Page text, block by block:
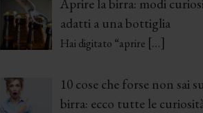
Aprire la birra: modi
adatti a una bottiglia
Hai digitato “aprire […]
10 cose che forse non sai
birra: ecco tutte le